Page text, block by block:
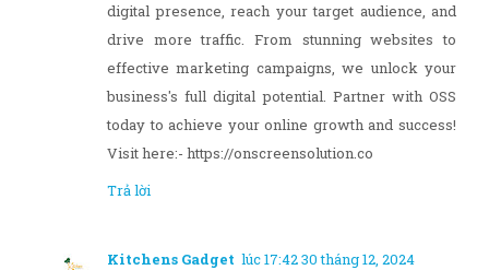
digital presence, reach your target audience, and
drive more traffic. From stunning websites to
effective marketing campaigns, we unlock your
business's full digital potential. Partner with OSS
today to achieve your online growth and success!
Visit here:- https://onscreensolution.co
Trả lời
Kitchens Gadget lúc 17:42 30 tháng 12, 2024